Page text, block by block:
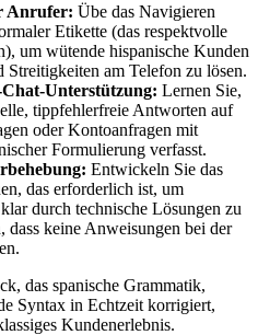
Anrufer: Übe das Navigieren
Etikette (das respektvolle
um wütende hispanische Kunden
Streitigkeiten am Telefon zu lösen.
Unterstützung: Lernen Sie,
tippfehlerfreie Antworten auf
oder Kontoanfragen mit
Formulierung verfasst.
Entwickeln Sie das
das erforderlich ist, um
durch technische Lösungen zu
dass keine Anweisungen bei der
das spanische Grammatik,
Syntax in Echtzeit korrigiert,
Kundenerlebnis.